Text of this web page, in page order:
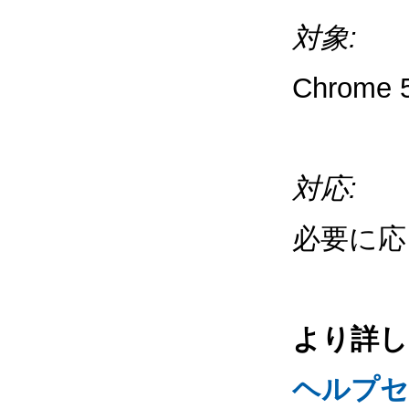
対象:
Chrome
対応:
必要に
より詳
ヘルプ